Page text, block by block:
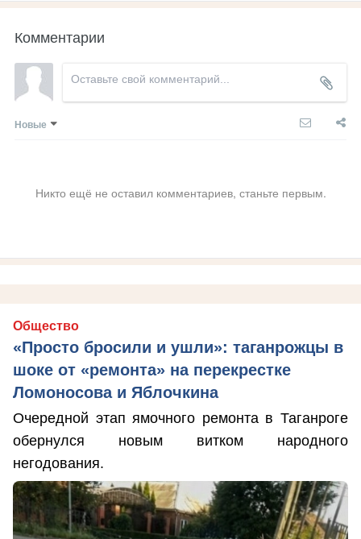
Комментарии
Новые
Никто ещё не оставил комментариев, станьте первым.
Общество
«Просто бросили и ушли»: таганрожцы в
шоке от «ремонта» на перекрестке
Ломоносова и Яблочкина
Очередной этап ямочного ремонта в Таганроге
обернулся новым витком народного
негодования.